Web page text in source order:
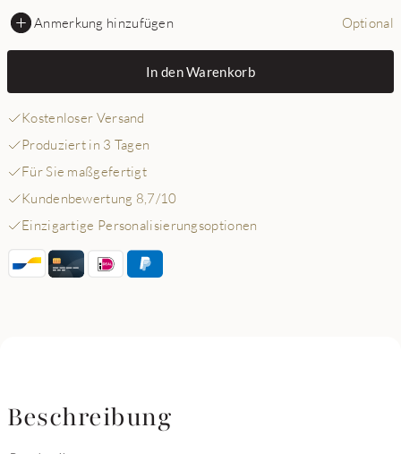
Anmerkung hinzufügen Optional
In den Warenkorb
Kostenloser Versand
Produziert in 3 Tagen
Für Sie maßgefertigt
Kundenbewertung 8,7/10
Einzigartige Personalisierungsoptionen
Beschreibung